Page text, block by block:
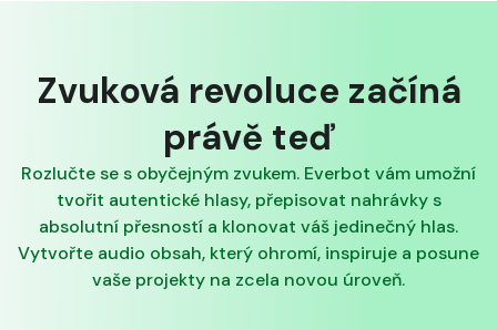
Zvuková revoluce začíná
právě teď
Rozlučte se s obyčejným zvukem. Everbot vám umožní
tvořit autentické hlasy, přepisovat nahrávky s
absolutní přesností a klonovat váš jedinečný hlas.
Vytvořte audio obsah, který ohromí, inspiruje a posune
vaše projekty na zcela novou úroveň.